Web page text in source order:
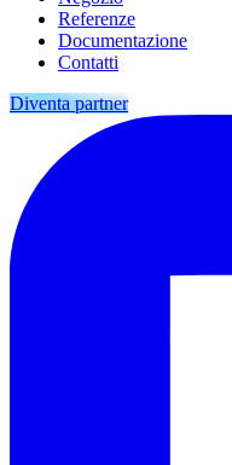
Referenze
Documentazione
Contatti
Diventa partner